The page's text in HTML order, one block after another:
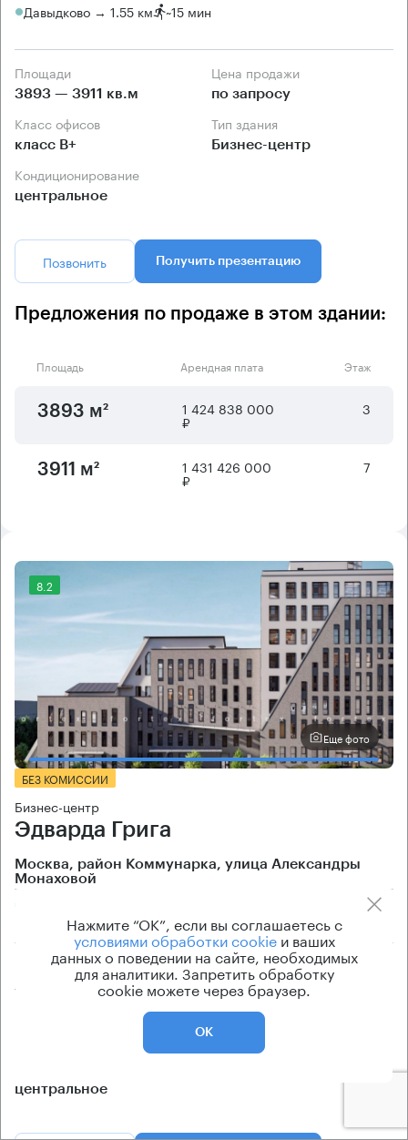
Давыдково → 1.55 км ~15 мин
Площади
3893 — 3911 кв.м
Цена продажи
по запросу
Класс офисов
класс B+
Тип здания
Бизнес-центр
Кондиционирование
центральное
Позвонить Получить презентацию
Предложения по продаже в этом здании:
Площадь Арендная плата Этаж
3893 м² 1 424 838 000
₽
3
3911 м² 1 431 426 000
₽
7
8.2
Еще фото
БЕЗ КОМИССИИ
Бизнес-центр
Эдварда Грига
Москва, район Коммунарка, улица Александры
Монаховой
Площади
3672 кв.м
Цена продажи
по запросу
Тип здания
Бизнес-центр
центральное
Нажмите “ОК”, если вы соглашаетесь с
условиями обработки cookieи ваших
данных о поведении на сайте, необходимых
для аналитики. Запретить обработку
cookie можете через браузер.
ОК